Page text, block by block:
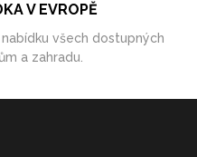
V EVROPĚ
všech dostupných
a zahradu.